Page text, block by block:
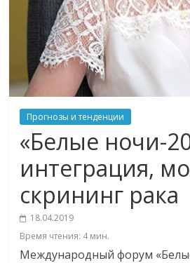
Прогнозы и тенденции
«Белые ночи-
интеграция,
скрининг рака
18.04.2019
Время чтения: 4 мин.
Международный форум